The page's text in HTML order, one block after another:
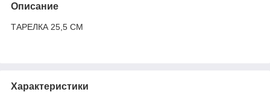
Описание
ТАРЕЛКА 25,5 СМ
Характеристики